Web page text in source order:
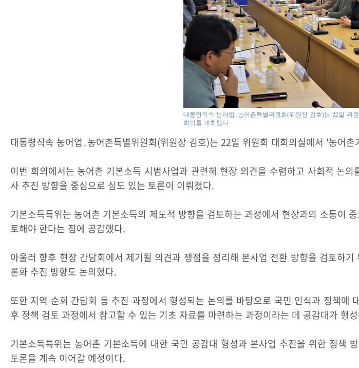
대통령직속 농어업․농어촌특별위원회(위원장 김호)는 22일 위
회의를 개최했다
대통령직속 농어업․농어촌특별위원회(위원장 김호)는 22일 위원회 대회의실에서 '농어
이번 회의에서는 농어촌 기본소득 시범사업과 관련해 현장 의견을 수렴하고 사회적 논
사 추진 방향을 중심으로 심도 있는 토론이 이뤄졌다.
기본소득특위는 농어촌 기본소득의 제도적 방향을 검토하는 과정에서 현장과의 소통이
토해야 한다는 점에 공감했다.
아울러 향후 현장 간담회에서 제기될 의견과 쟁점을 정리해 본사업 전환 방향을 검토하
론화 추진 방향도 논의했다.
또한 지역 순회 간담회 등 추진 과정에서 형성되는 논의를 바탕으로 국민 인식과 정책
후 정책 검토 과정에서 참고할 수 있는 기초 자료를 마련하는 과정이라는 데 공감대가 형
기본소득특위는 농어촌 기본소득에 대한 국민 공감대 형성과 본사업 추진을 위한 정책
토론을 계속 이어갈 예정이다.